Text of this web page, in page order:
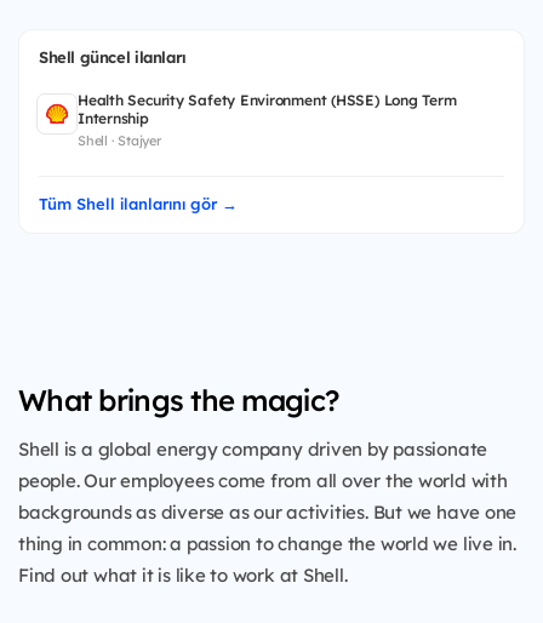
Shell güncel ilanları
Health Security Safety Environment (HSSE) Long Term
Internship
Shell · Stajyer
Tüm Shell ilanlarını gör →
What brings the magic?
Shell is a global energy company driven by passionate
people. Our employees come from all over the world with
backgrounds as diverse as our activities. But we have one
thing in common: a passion to change the world we live in.
Find out what it is like to work at Shell.